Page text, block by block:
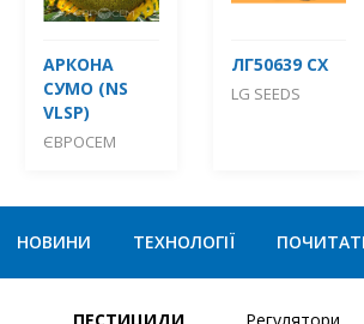
АРКОНА
СУМО (NS
VLSP)
ЄВРОСЕМ
ЛГ50639 СХ
LG SEEDS
НОВИНИ ТЕХНОЛОГІЇ